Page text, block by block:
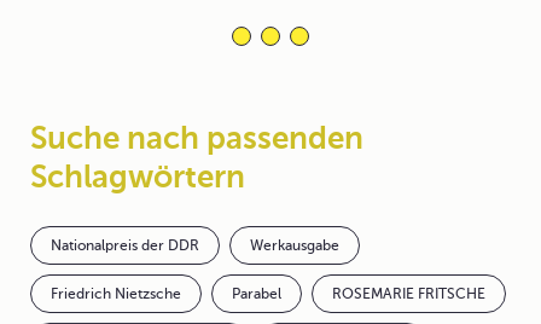
Suche nach passenden
Schlagwörtern
Nationalpreis der DDR Werkausgabe
Friedrich Nietzsche Parabel ROSEMARIE FRITSCHE